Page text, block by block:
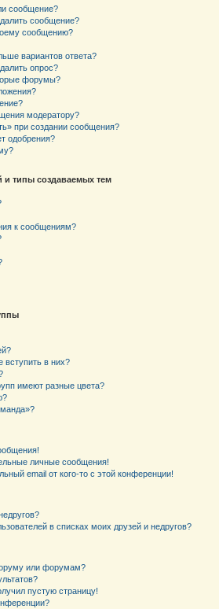
сообщение?
сообщение?
сообщению?
вариантов ответа?
опрос?
форумы?
модератору?
при создании сообщения?
одобрения?
типы создаваемых тем
к сообщениям?
вступить в них?
имеют разные цвета?
личные сообщения!
email от кого-то с этой конференции!
в списках моих друзей и недругов?
или форумам?
пустую страницу!